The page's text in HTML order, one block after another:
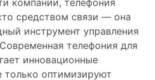
компании, телефония
средством связи — она
инструмент управления
телефония для
инновационные
только оптимизируют